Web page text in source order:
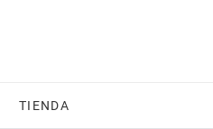
TIENDA